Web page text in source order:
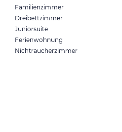
Familienzimmer
Dreibettzimmer
Juniorsuite
Ferienwohnung
Nichtraucherzimmer